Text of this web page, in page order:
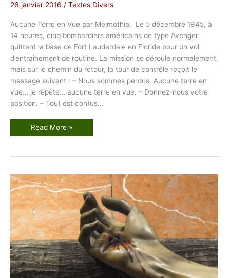
26 janvier 2016 / Textes Divers
Aucune Terre en Vue par Melmothia. Le 5 décembre 1945, à
14 heures, cinq bombardiers américains de type Avenger
quittent la base de Fort Lauderdale en Floride pour un vol
d’entraînement de routine. La mission se déroule normalement,
mais sur le chemin du retour, la tour de contrôle reçoit le
message suivant : – Nous sommes perdus. Aucune terre en
vue… je répète… aucune terre en vue. – Donnez-nous votre
position. – Tout est confus…
A
e
r
r
e
n
V
e
Read More »